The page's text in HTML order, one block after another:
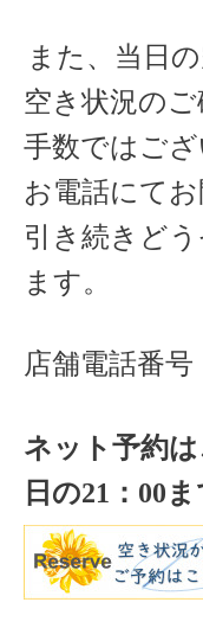
また、当日
空き状況の
手数ではご
お電話にて
引き続きど
ます。
店舗電話番
ネット予約
日の21 ： 00